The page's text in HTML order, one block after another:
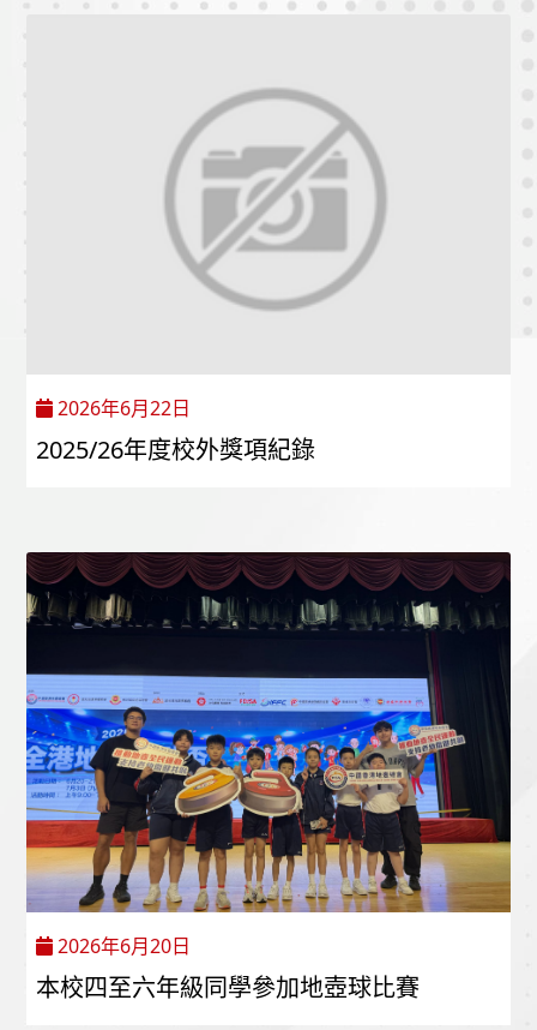
2026年6月22日
2025/26年度校外獎項紀錄
2026年6月20日
本校四至六年級同學參加地壺球比賽